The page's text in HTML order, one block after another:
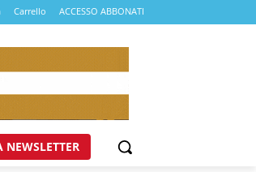
Carrello ACCESSO ABBONATI